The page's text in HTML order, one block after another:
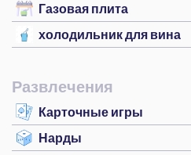
Газовая плита
холодильник для вина
Развлечения
Карточные игры
Нарды